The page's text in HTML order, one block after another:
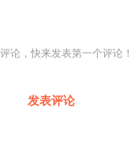
论，快来发表第一个评论！
发表评论